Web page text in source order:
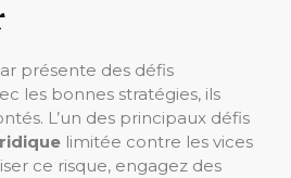
présente des défis
les bonnes stratégies, ils
L’un des principaux défis
limitée contre les vices
ce risque, engagez des